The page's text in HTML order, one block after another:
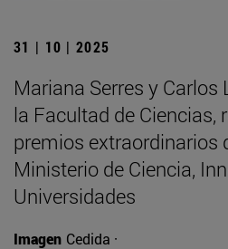
31 | 10 | 2025
Mariana Serres y Carlos
la Facultad de Ciencias,
premios extraordinarios
Ministerio de Ciencia,
Universidades
Imagen Cedida ·